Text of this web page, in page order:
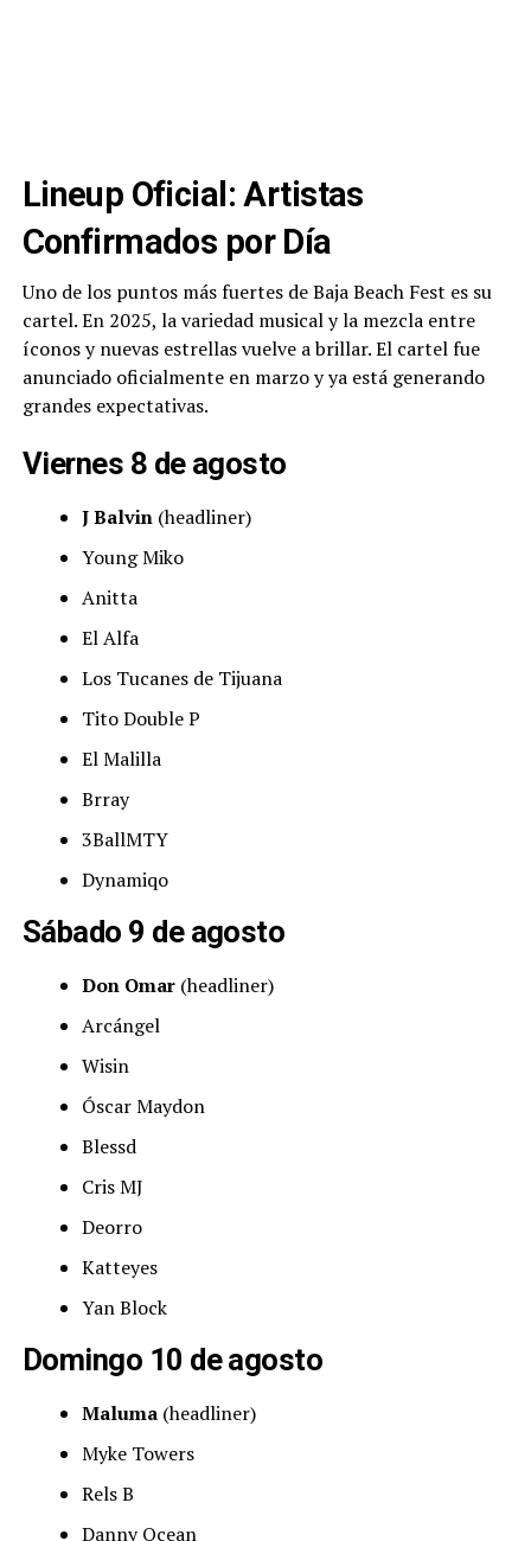
Lineup Oficial: Artistas
Confirmados por Día
Uno de los puntos más fuertes de Baja Beach Fest es su
cartel. En 2025, la variedad musical y la mezcla entre
íconos y nuevas estrellas vuelve a brillar. El cartel fue
anunciado oficialmente en marzo y ya está generando
grandes expectativas.
Viernes 8 de agosto
J Balvin(headliner)
Young Miko
Anitta
El Alfa
Los Tucanes de Tijuana
Tito Double P
El Malilla
Brray
3BallMTY
Dynamiqo
Sábado 9 de agosto
Don Omar(headliner)
Arcángel
Wisin
Óscar Maydon
Blessd
Cris MJ
Deorro
Katteyes
Yan Block
Domingo 10 de agosto
Maluma(headliner)
Myke Towers
Rels B
Danny Ocean